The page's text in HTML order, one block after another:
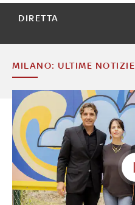
DIRETTA
MILANO: ULTIME NOTIZIE